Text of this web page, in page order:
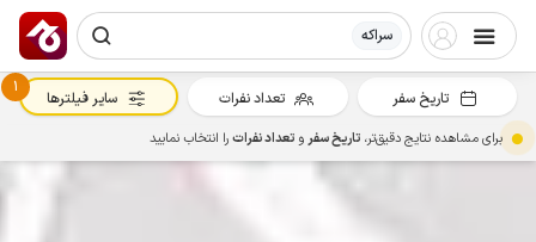
سراکه
تاریخ سفر تعداد نفرات
1
سایر فیلترها
برای مشاهده نتایج دقیق‌تر، تاریخ سفرو تعداد نفراترا انتخاب نمایید